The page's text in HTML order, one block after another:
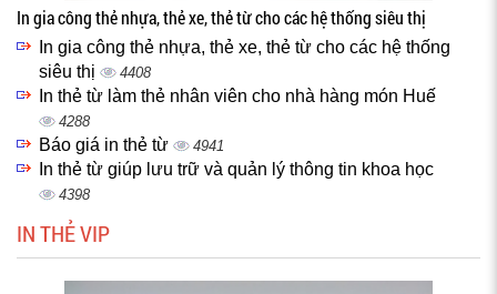
In gia công thẻ nhựa, thẻ xe, thẻ từ cho các hệ thống siêu thị
In gia công thẻ nhựa, thẻ xe, thẻ từ cho các hệ thống
siêu thị
4408
In thẻ từ làm thẻ nhân viên cho nhà hàng món Huế
4288
Báo giá in thẻ từ 4941
In thẻ từ giúp lưu trữ và quản lý thông tin khoa học
4398
IN THẺ VIP